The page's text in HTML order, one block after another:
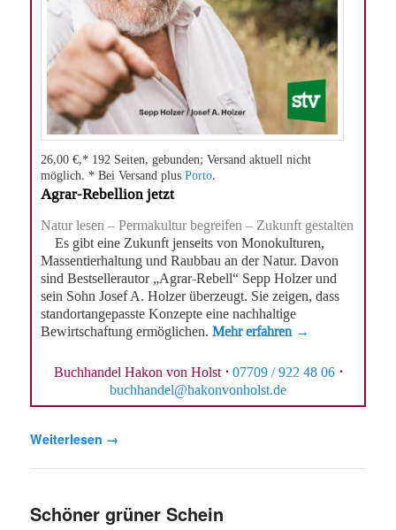
26,00 €,* 192 Seiten, gebunden; Versand aktuell nicht
möglich. * Bei Versand plusPorto.
Agrar-Rebellion jetzt
Natur lesen – Permakultur begreifen – Zukunft gestalten
Es gibt eine Zukunft jenseits von Monokulturen,
Massentierhaltung und Raubbau an der Natur. Davon
sind Bestsellerautor „Agrar-Rebell“ Sepp Holzer und
sein Sohn Josef A. Holzer überzeugt. Sie zeigen, dass
standortangepasste Konzepte eine nachhaltige
Bewirtschaftung ermöglichen.Mehr erfahren →
Buchhandel Hakon von Holst · 07709 / 922 48 06 ·
buchhandel@hakonvonholst.de
Weiterlesen →
Schöner grüner Schein